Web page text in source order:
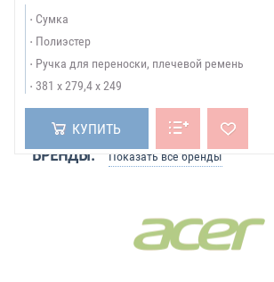
Сумка
Полиэстер
Ручка для переноски, плечевой ремень
381 х 279,4 х 249
КУПИТЬ
БРЕНДЫ: Показать все бренды